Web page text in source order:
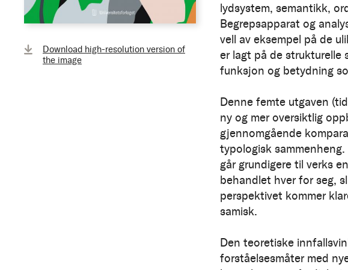
Download high-resolution version of
the image
lydsystem, semantikk,
Begrepsapparat og
vell av eksempel på de
er lagt på de strukturelle
funksjon og betydning
Denne femte utgaven
ny og mer oversiktlig
gjennomgående
typologisk
går grundigere til verks
behandlet hver for seg,
perspektivet kommer
samisk.
Den teoretiske
forståelsesmåter med